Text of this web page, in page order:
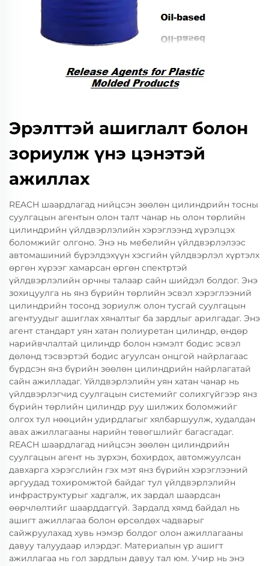
Эрэлттэй ашиглалт болон
зориулж үнэ цэнэтэй
ажиллах
REACH шаардлагад нийцсэн зөөлөн цилиндрийн тосны
суулгацын агентын олон талт чанар нь олон төрлийн
цилиндрийн үйлдвэрлэлийн хэрэглээнд хүрэлцэх
боломжийг олгоно. Энэ нь мебелийн үйлдвэрлэлээс
автомашиний бүрэлдэхүүн хэсгийн үйлдвэрлэл хүртэлх
өргөн хүрээг хамарсан өргөн спектртэй
үйлдвэрлэлийн орчны талаар сайн шийдэл болдог. Энэ
зохицуулга нь янз бүрийн төрлийн эсвэл хэрэглээний
цилиндрийн тосонд зориулж олон тусгай суулгацын
агентуудыг ашиглах хяналтыг ба зардлыг арилгадаг. Энэ
агент стандарт уян хатан полиуретан цилиндр, өндөр
нарийвчлалтай цилиндр болон нэмэлт бодис эсвэл
дөлөнд тэсвэртэй бодис агуулсан онцгой найрлагаас
бүрдсэн янз бүрийн зөөлөн цилиндрийн найрлагатай
сайн ажилладаг. Үйлдвэрлэлийн уян хатан чанар нь
үйлдвэрлэгчид суулгацын системийг солихгүйгээр янз
бүрийн төрлийн цилиндр руу шилжих боломжийг
олгох тул нөөцийн удирдлагыг хялбаршуулж, худалдан
авах ажиллагааны нарийн төвөгшлийг багасгадаг.
REACH шаардлагад нийцсэн зөөлөн цилиндрийн
суулгацын агент нь зүрхэн, бохирдох, автомжуулсан
давхарга хэрэгслийн гэх мэт янз бүрийн хэрэглээний
аргуудад тохиромжтой байдаг тул үйлдвэрлэлийн
инфраструктурыг хадгалж, их зардал шаардсан
өөрчлөлтийг шаарддаггүй. Зардалд хямд байдал нь
ашигт ажиллагаа болон өрсөлдөх чадварыг
сайжруулахад хувь нэмэр болдог олон ажиллагааны
давуу талуудаар илэрдэг. Материалын үр ашигт
ажиллагаа нь гол зардлын давуу тал юм. Учир нь энэ